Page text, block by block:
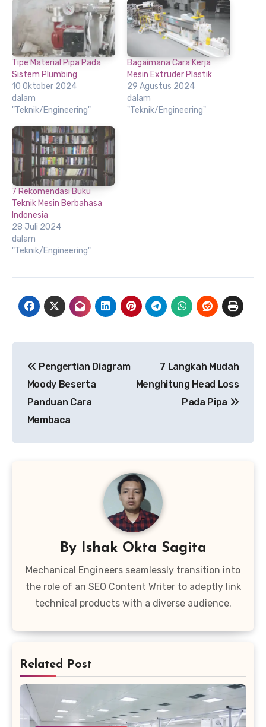
Tipe Material Pipa Pada
Sistem Plumbing
10 Oktober 2024
dalam
"Teknik/Engineering"
Bagaimana Cara Kerja
Mesin Extruder Plastik
29 Agustus 2024
dalam
"Teknik/Engineering"
7 Rekomendasi Buku
Teknik Mesin Berbahasa
Indonesia
28 Juli 2024
dalam
"Teknik/Engineering"
pos
Pengertian Diagram
Moody Beserta
Panduan Cara
Membaca
7 Langkah Mudah
Menghitung Head Loss
Pada Pipa
By Ishak Okta Sagita
Mechanical Engineers seamlessly transition into
the role of an SEO Content Writer to adeptly link
technical products with a diverse audience.
Related Post